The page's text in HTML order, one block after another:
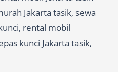
Jakarta tasik, sewa
rental mobil
kunci Jakarta tasik,